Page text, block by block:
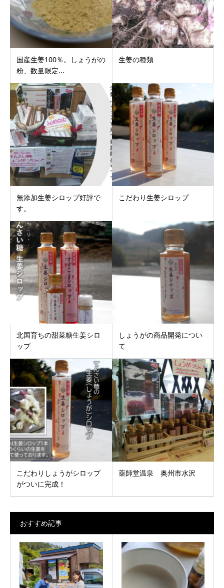
国産生姜100％。しょうがの
粉、数量限定...
生姜の種類
無添加生姜シロップ好評で
す。
こだわり生姜シロップ
北国育ちの甜菜糖生姜シロ
ップ
しょうがの商品開発につい
て
こだわりしょうがシロップ
がついに完成！
薬師堂温泉 奥州市水沢
おすすめ記事